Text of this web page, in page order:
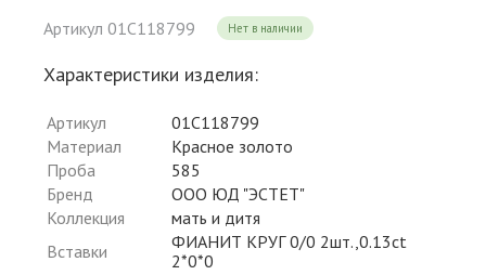
Артикул 01С118799 Нет в наличии
Характеристики изделия:
Артикул
01С118799
Материал
Красное золото
Проба
585
Бренд
ООО ЮД "ЭСТЕТ"
Коллекция
мать и дитя
Вставки
ФИАНИТ КРУГ 0/0 2шт.,0.13ct
2*0*0